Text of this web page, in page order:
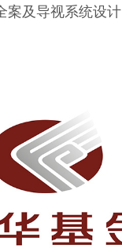
案及导视系统设计